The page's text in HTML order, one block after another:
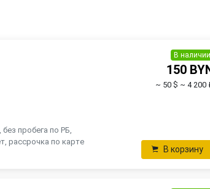
пробега по РБ,
рассрочка по карте
В наличии
150
~ 50 $ ~ 4 200
В корзину